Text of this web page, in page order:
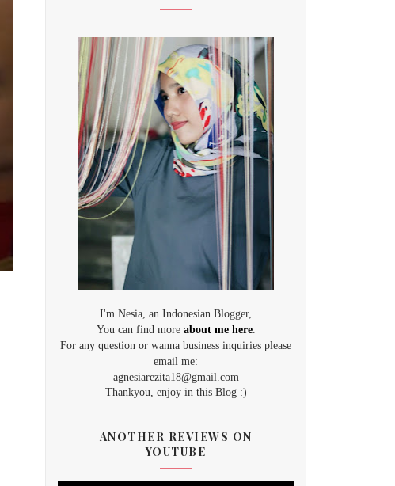
I'm Nesia, an Indonesian Blogger,
You can find more about me here.
For any question or wanna business inquiries please
email me:
agnesiarezita18@gmail.com
Thankyou, enjoy in this Blog :)
ANOTHER REVIEWS ON
YOUTUBE